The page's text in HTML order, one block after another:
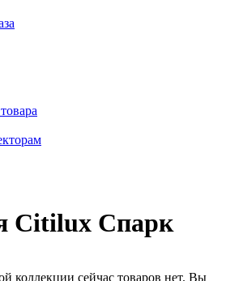
Citilux Спарк
коллекции сейчас товаров нет. Вы